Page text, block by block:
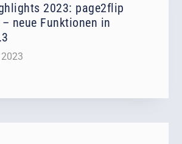
2023: page2flip
neue Funktionen in